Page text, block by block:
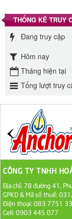
THỐNG KÊ TRUY
Đang truy cập
Hôm nay
Tháng hiện tại
Tổng lượt truy
CÔNG TY TNHH
Địa chỉ: 78 đường 41,
GPKD & Mã số thuế:
Điện thoại: 083
Cell: 0903 445 077